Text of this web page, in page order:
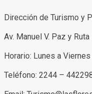
Dirección de Turismo y
Av. Manuel V. Paz y
Horario: Lunes a
Teléfono: 2244 –